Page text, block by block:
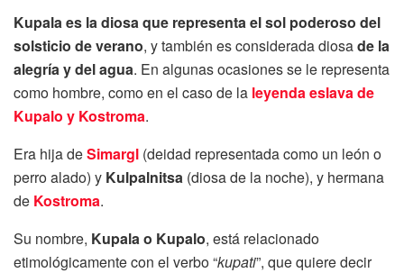
Kupala es la diosa que representa el sol poderoso del
solsticio de verano, y también es considerada diosade la
alegría y del agua. En algunas ocasiones se le representa
como hombre, como en el caso de la leyenda eslava de
Kupalo y Kostroma.
Era hija deSimargl (deidad representada como un león o
perro alado) y Kulpalnitsa (diosa de la noche), y hermana
de Kostroma.
Su nombre, Kupala o Kupalo, está relacionado
etimológicamente con el verbo “kupati”, que quiere decir